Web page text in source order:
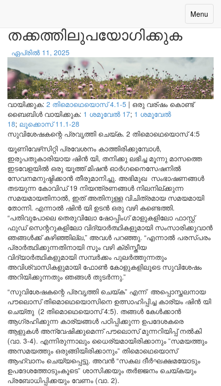
Toggle
Menu
തക്കത്തിലുപയോഗിക്കുക
ഏപ്രിൽ 11, 2025
വായിക്കുക: 2 തിമൊഥെയൊസ് 4.1-5 | ഒരു വര്ഷം കൊണ്ട്
ബൈബിൾ വായിക്കുക: 1 ശമൂവേല്‍ 17; 1 ശമൂവേല്‍
18; ലൂക്കൊസ് 11.1-28
സുവിശേഷകന്റെ പ്രവൃത്തി ചെയ്ക. 2 തിമൊഥെയൊസ് 4:5
യൂണിവേഴ്‌സിറ്റി പ്രവേശനം കാത്തിരിക്കുമ്പോൾ,
ഇരുപതുകാരിയായ ഷിൻ യി, തനിക്കു ലഭിച്ച മൂന്നു മാസത്തെ
ഇടവേളയിൽ ഒരു യൂത്ത് മിഷൻ ഓർഗനൈസേഷനിൽ
സേവനമനുഷ്ഠിക്കാൻ തീരുമാനിച്ചു. അഭിമുഖ സംഭാഷണങ്ങൾ
തടയുന്ന കോവിഡ് 19 നിയന്ത്രണങ്ങൾ നിലനില്ക്കുന്ന
സമയമായതിനാൽ, ഇത് അതിനുള്ള വിചിത്രമായ സമയമായി
തോന്നി. എന്നാൽ ഷിൻ യി ഉടൻ ഒരു വഴി കണ്ടെത്തി.
“പതിവുപോലെ തെരുവിലോ ഷോപ്പിംഗ് മാളുകളിലോ ഫാസ്റ്റ്
ഫുഡ് സെന്ററുകളിലോ വിദ്യാർത്ഥികളുമായി സംസാരിക്കുവാൻ
ഞങ്ങൾക്ക് കഴിഞ്ഞില്ല,” അവൾ പറഞ്ഞു. “എന്നാൽ പരസ്പരം
പ്രാർത്ഥിക്കുന്നതിനായി സൂം വഴി ക്രിസ്തീയ
വിദ്യാർത്ഥികളുമായി സമ്പർക്കം പുലർത്തുന്നതും
അവിശ്വാസികളുമായി ഫോൺ കോളുകളിലൂടെ സുവിശേഷം
അറിയിക്കുന്നതും ഞങ്ങൾ തുടർന്നു.”
“സുവിശേഷകന്റെ പ്രവൃത്തി ചെയ്ക” എന്ന് അപ്പൊസ്തലനായ
പൗലൊസ് തിമൊഥെയൊസിനെ ഉത്സാഹിപ്പിച്ച കാര്യം ഷിൻ യി
ചെയ്തു (2 തിമൊഥെയൊസ് 4:5). തങ്ങൾ കേൾക്കാൻ
ആഗ്രഹിക്കുന്ന കാര്യങ്ങൾ പഠിപ്പിക്കുന്ന ഉപദേശകരെ
ആളുകൾ അന്വേഷിക്കുമെന്ന് പൗലൊസ് മുന്നറിയിപ്പ് നൽകി
(വാ. 3-4). എന്നിരുന്നാലും ധൈര്യമായിരിക്കാനും ”സമയത്തും
അസമയത്തും ഒരുങ്ങിയിരിക്കാനും” തിമൊഥെയൊസ്
ആഹ്വാനം ചെയ്യപ്പെട്ടു. അവൻ “സകല ദീർഘക്ഷമയോടും
ഉപദേശത്തോടുംകൂടെ” ശാസിക്കയും തർജ്ജനം ചെയ്കയും
പ്രബോധിപ്പിക്കയും വേണം (വാ. 2).